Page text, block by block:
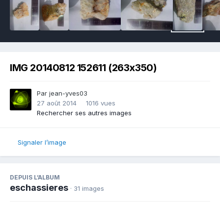
IMG 20140812 152611 (263x350)
Par jean-yves03
27 août 2014
1016 vues
Rechercher ses autres images
Signaler l’image
DEPUIS L’ALBUM
eschassieres · 31 images